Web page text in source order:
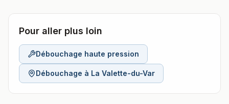
Pour aller plus loin
Débouchage haute pression
Débouchage à La Valette-du-Var